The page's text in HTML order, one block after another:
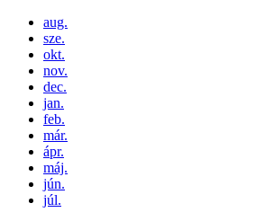
aug.
sze.
okt.
nov.
dec.
jan.
feb.
már.
ápr.
máj.
jún.
júl.